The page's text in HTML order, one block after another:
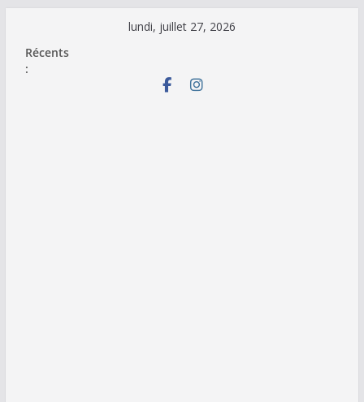
contenu
lundi, juillet 27, 2026
Récents
: